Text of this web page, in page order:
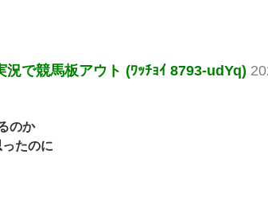
況で競馬板アウト (ﾜｯﾁｮｲ 8793-udYq)
のか
たのに